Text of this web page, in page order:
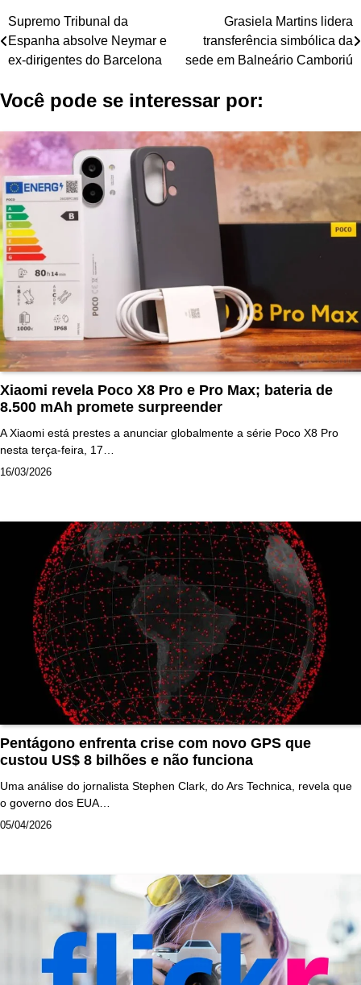
Navegação
de
Supremo Tribunal da
Espanha absolve Neymar e
ex-dirigentes do Barcelona
Grasiela Martins lidera
transferência simbólica da
sede em Balneário Camboriú
Você pode se interessar por:
Xiaomi revela Poco X8 Pro e Pro Max; bateria de
8.500 mAh promete surpreender
A Xiaomi está prestes a anunciar globalmente a série Poco X8 Pro
nesta terça-feira, 17…
16/03/2026
Pentágono enfrenta crise com novo GPS que
custou US$ 8 bilhões e não funciona
Uma análise do jornalista Stephen Clark, do Ars Technica, revela que
o governo dos EUA…
05/04/2026